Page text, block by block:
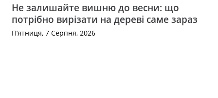
Не залишайте вишню до весни: що
потрібно вирізати на дереві саме зараз
П’ятниця, 7 Серпня, 2026